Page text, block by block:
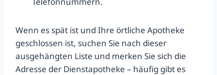
Wenn es spät ist und Ihre örtliche Apotheke
geschlossen ist, suchen Sie nach dieser
ausgehängten Liste und merken Sie sich die
Adresse der Dienstapotheke – häufig gibt es